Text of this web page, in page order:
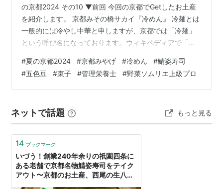
の京都2024 その10 ▼前回 今回の京都でGetしたお土産
を紹介します。 京都みその橋サカイ『冷めん』 冷麺とは
一般的には冷やし中華と申しますが、京都では「冷麺」
という呼び名になっております。ウィキペディアで「冷
業時よりゴマだれを使った冷麺(関西での冷やし中華の呼
称)をメニューに載せており、関西では、関東以北の冷や
し中華とは異なり、独自に発展した説もある］と紹介さ
言われております。創業昭和14年 京都市北区新大宮にて
開店経て独立昭和5…
#夏の京都2024 #京都みやげ #冷めん #鯖姿寿司
#五色豆 #束子 #管理栄養士 #野菜ソムリエ上級プロ
ネットで話題 もっと見る
14 ブックマーク
いづう！創業240年余りの祇園四条に
ある老舗で京都名物鯖姿寿司をテイク
アウト〜京都のお土産、西尾の生八ツ